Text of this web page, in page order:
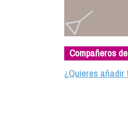
Compañeros
¿Quieres